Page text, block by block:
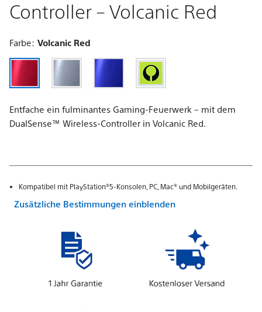
Controller – Volcanic Red
Farbe: Volcanic Red
Entfache ein fulminantes Gaming-Feuerwerk – mit dem
DualSense™ Wireless-Controller in Volcanic Red.
Kompatibel mit PlayStation®5-Konsolen, PC, Mac® und Mobilgeräten.
Zusätzliche Bestimmungen einblenden